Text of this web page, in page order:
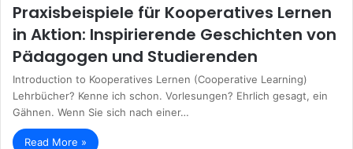
Praxisbeispiele für Kooperatives Lernen
in Aktion: Inspirierende Geschichten von
Pädagogen und Studierenden
Introduction to Kooperatives Lernen (Cooperative Learning)
Lehrbücher? Kenne ich schon. Vorlesungen? Ehrlich gesagt, ein
Gähnen. Wenn Sie sich nach einer…
Read More »